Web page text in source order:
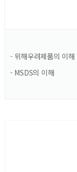
- 위해우려제품의 이해
- MSDS의 이해